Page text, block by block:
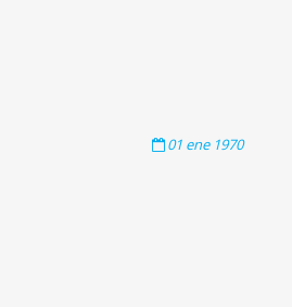
01 ene1970